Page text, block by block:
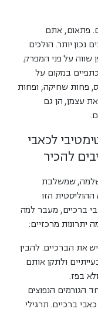
פתאום, אתם
נכון יותר. הולכים
שווה על פני המפרק.
במקום על
פחות שחיקה, ופחות
עצמן, הן גם
לכאבי
שלמה, שמשלבת
ההוליסטית הזו
ברכיים, מעבר למה
יתרונות מרכזיים:
את הברכיים. להבין
ולתקן אותם
בפז.
הגורמים הנפוצים
ברכיים. תרגילי